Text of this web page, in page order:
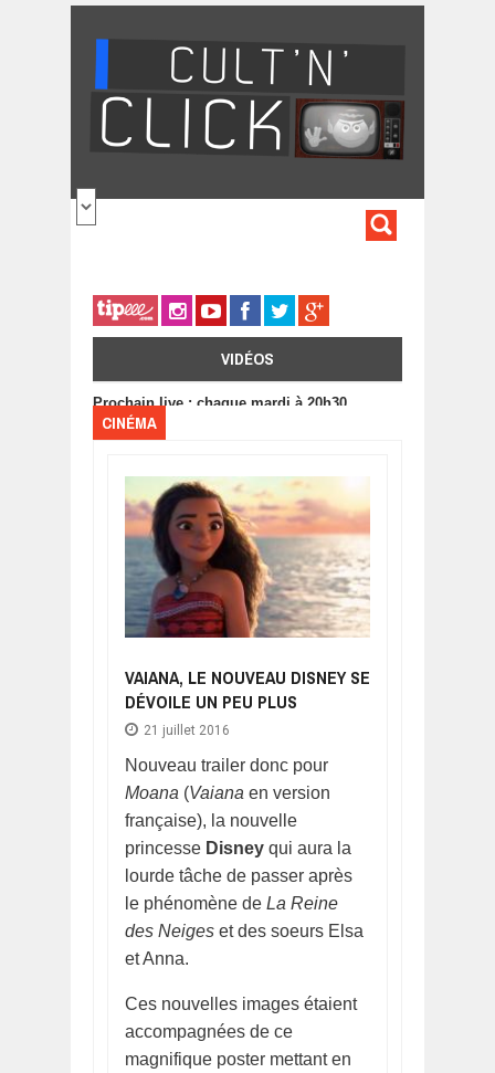
VIDÉOS
Prochain live : chaque mardi à 20h30
CINÉMA
VAIANA, LE NOUVEAU DISNEY SE
DÉVOILE UN PEU PLUS
21 juillet 2016
Nouveau trailer donc pour
Moana (Vaiana en version
française), la nouvelle
princesse Disney qui aura la
lourde tâche de passer après
le phénomène de La Reine
des Neiges et des soeurs Elsa
et Anna.
Ces nouvelles images étaient
accompagnées de ce
magnifique poster mettant en